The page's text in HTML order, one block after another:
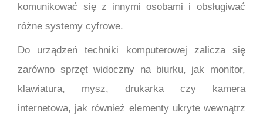
komunikować się z innymi osobami i obsługiwać
różne systemy cyfrowe.
Do urządzeń techniki komputerowej zalicza się
zarówno sprzęt widoczny na biurku, jak monitor,
klawiatura, mysz, drukarka czy kamera
internetowa, jak również elementy ukryte wewnątrz